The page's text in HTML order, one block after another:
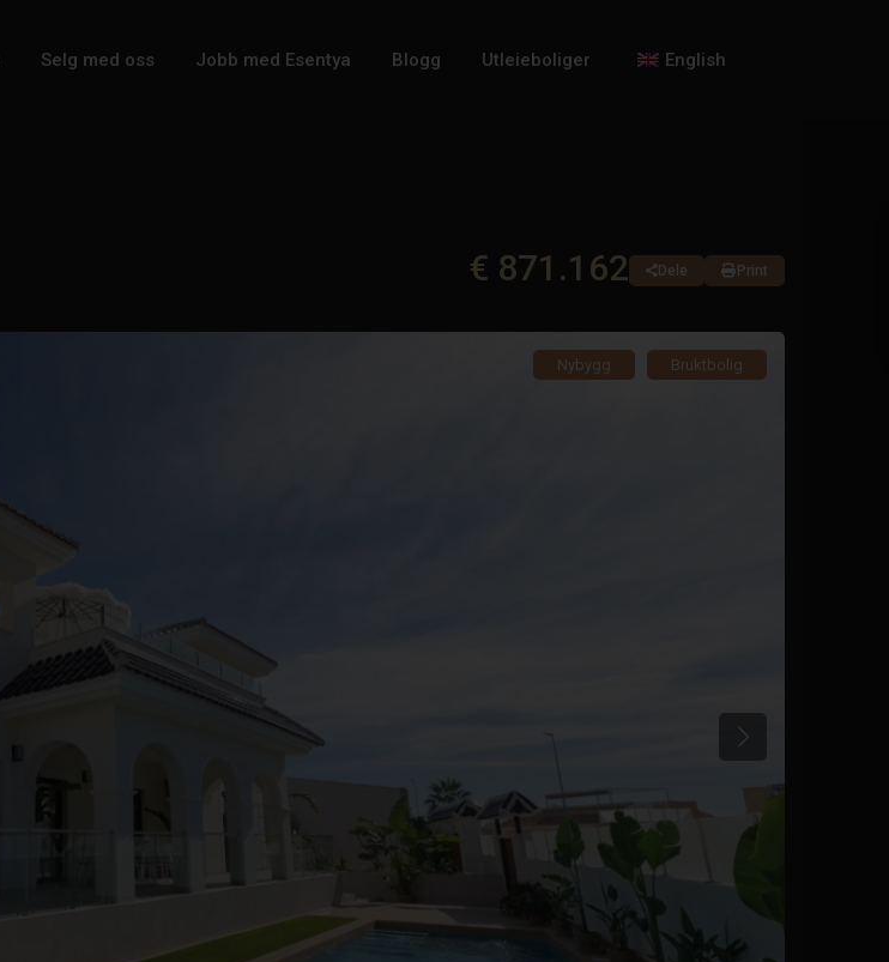
Selg med oss Jobb med Esentya Blogg Utleieboliger English
€ 871.162 Dele Print
Nybygg Bruktbolig
Tidligere